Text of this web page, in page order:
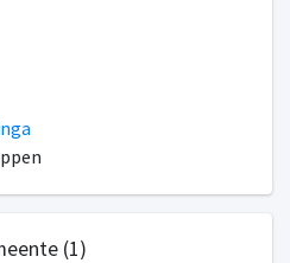
(1)